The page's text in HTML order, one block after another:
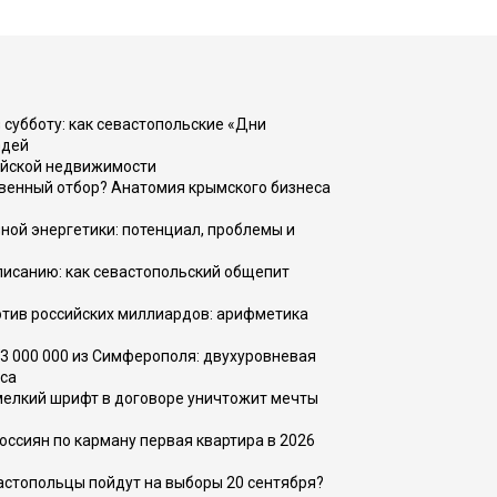
как севастопольские «Дни
недвижимости
отбор? Анатомия крымского бизнеса
энергетики: потенциал, проблемы и
как севастопольский общепит
российских миллиардов: арифметика
000 000 из Симферополя: двухуровневая
шрифт в договоре уничтожит мечты
по карману первая квартира в 2026
пойдут на выборы 20 сентября?